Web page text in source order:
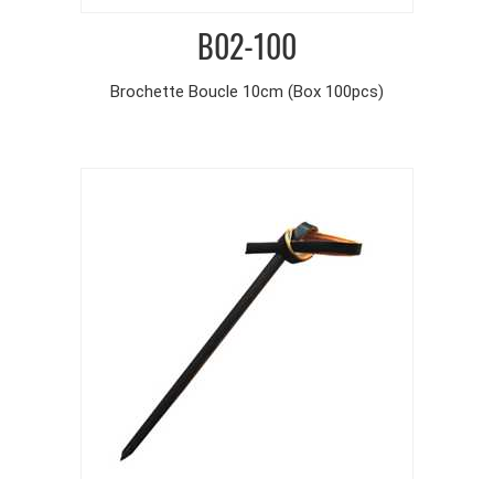
B02-100
Brochette Boucle 10cm (Box 100pcs)